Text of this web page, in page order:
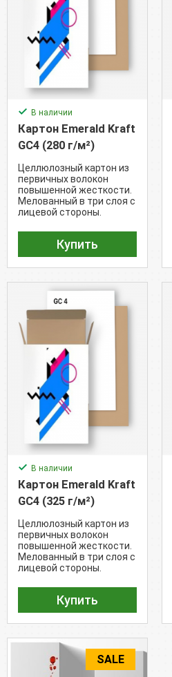
В наличии
Картон Emerald Kraft
GC4 (280 г/м²)
Целлюлозный картон из
первичных волокон
повышенной жесткости.
Мелованный в три слоя с
лицевой стороны.
крафт.
Купить
В наличии
Картон Emerald Kraft
GC4 (325 г/м²)
Целлюлозный картон из
первичных волокон
повышенной жесткости.
Мелованный в три слоя с
лицевой стороны.
крафт.
Купить
SALE